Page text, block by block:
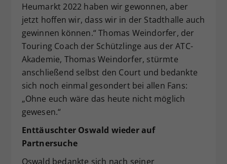
Heumarkt 2022 haben wir gewonnen, aber
jetzt hoffen wir, dass wir in der Stadthalle auch
gewinnen können.“ Thomas Weindorfer, der
Touring Coach der Schützlinge aus der ATC-
Akademie, Thomas Weindorfer, stürmte
anschließend selbst den Court und bedankte
sich noch einmal gesondert bei allen Fans:
„Ohne euch wäre das heute nicht möglich
gewesen.“
Enttäuschter Oswald wieder auf
Partnersuche
Oswald bedankte sich nach seiner